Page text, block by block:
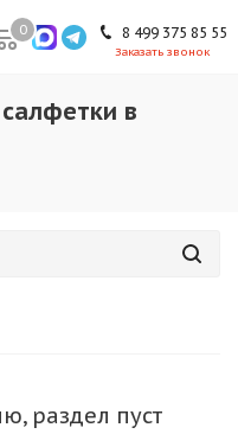
8 499 375 85 55
Заказать звонок
0
в
раздел пуст